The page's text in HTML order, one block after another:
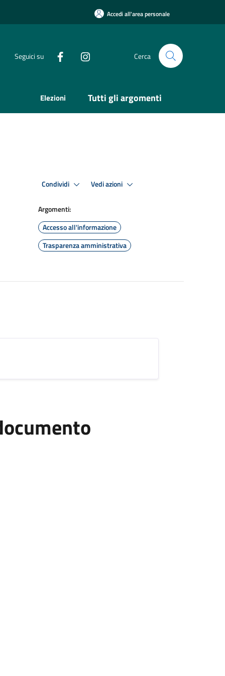
Accedi all'area personale
Seguici su Cerca
Elezioni Tutti gli argomenti
Condividi Vedi azioni
Argomenti:
Accesso all'informazione
Trasparenza amministrativa